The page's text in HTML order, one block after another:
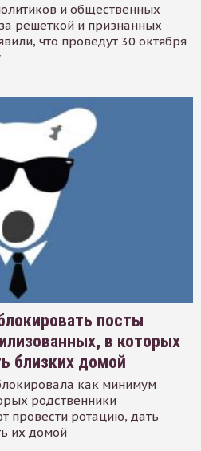
и общественных
решеткой и признанных
что проведут 30 октября
посты
в которых
близких домой
как минимум
родственники
провести ротацию, дать
их домой